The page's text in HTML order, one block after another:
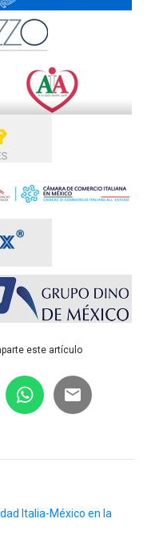
este artículo
Italia-México en la